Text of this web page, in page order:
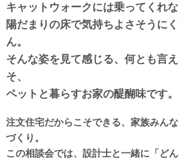
キャットウォークには乗ってくれな
陽だまりの床で気持ちよさそうに
ん。
そんな姿を見て感じる、何とも言
そ、
ペットと暮らすお家の醍醐味です。
注文住宅だからこそできる、家族みん
づくり。
この相談会では、設計士と一緒に「ど